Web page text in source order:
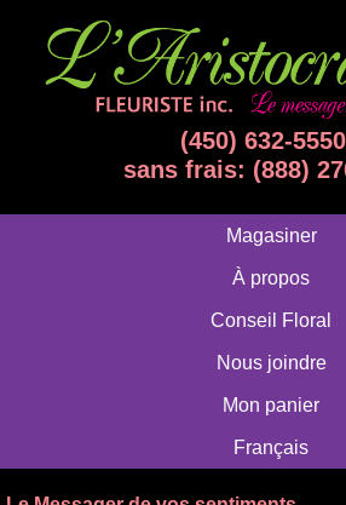
(450) 632-
sans frais: (888)
Magasiner
À propos
Conseil Floral
Nous joindre
Mon panier
Français